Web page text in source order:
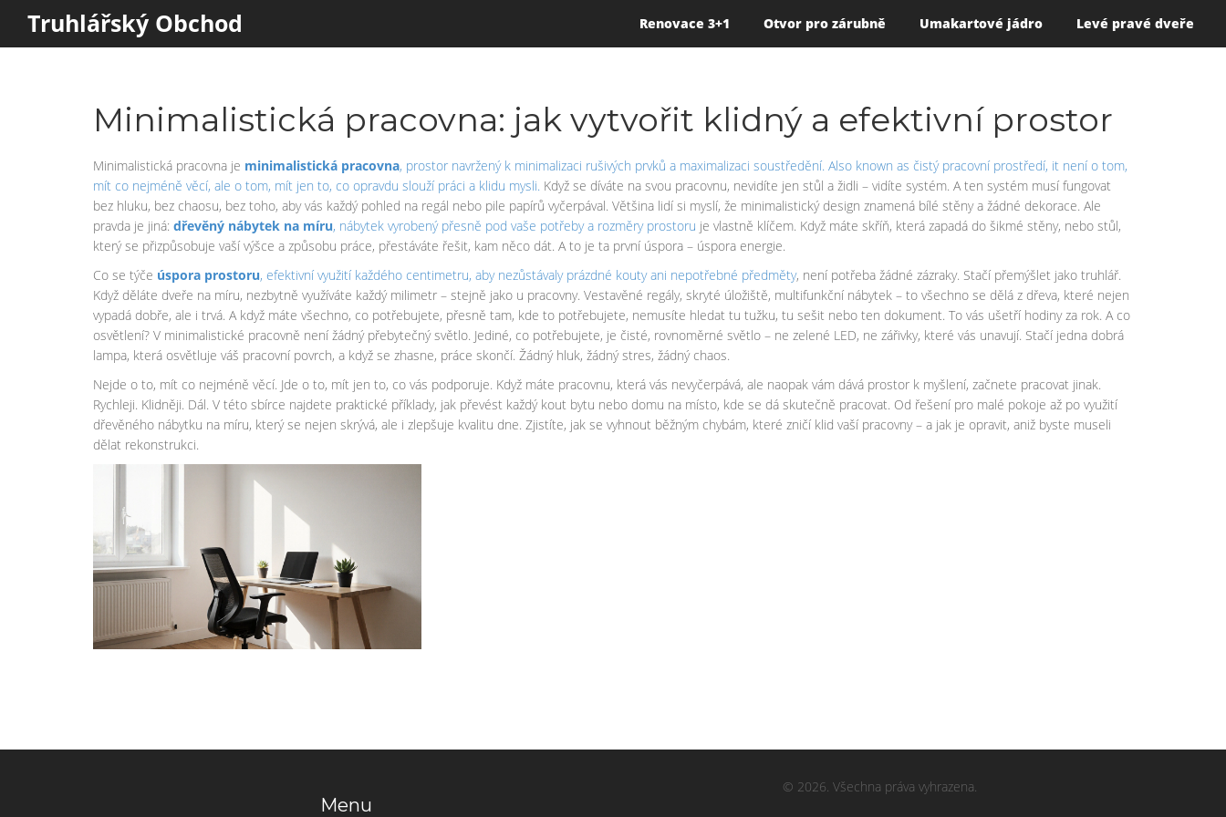
Truhlářský Obchod Renovace 3+1 Otvor pro zárubně Umakartové jádro Levé pravé dveře
Minimalistická pracovna: jak vytvořit klidný a efektivní prostor
Minimalistická pracovna je minimalistická pracovna, prostor navržený k minimalizaci rušivých prvků a maximalizaci soustředění. Also known as čistý pracovní prostředí, it není o tom,
mít co nejméně věcí, ale o tom, mít jen to, co opravdu slouží práci a klidu mysli. Když se díváte na svou pracovnu, nevidíte jen stůl a židli – vidíte systém. A ten systém musí fungovat
bez hluku, bez chaosu, bez toho, aby vás každý pohled na regál nebo pile papírů vyčerpával. Většina lidí si myslí, že minimalistický design znamená bílé stěny a žádné dekorace. Ale
pravda je jiná: dřevěný nábytek na míru, nábytek vyrobený přesně pod vaše potřeby a rozměry prostoru je vlastně klíčem. Když máte skříň, která zapadá do šikmé stěny, nebo stůl,
který se přizpůsobuje vaší výšce a způsobu práce, přestáváte řešit, kam něco dát. A to je ta první úspora – úspora energie.
Co se týče úspora prostoru, efektivní využití každého centimetru, aby nezůstávaly prázdné kouty ani nepotřebné předměty, není potřeba žádné zázraky. Stačí přemýšlet jako truhlář.
Když děláte dveře na míru, nezbytně využíváte každý milimetr – stejně jako u pracovny. Vestavěné regály, skryté úložiště, multifunkční nábytek – to všechno se dělá z dřeva, které nejen
vypadá dobře, ale i trvá. A když máte všechno, co potřebujete, přesně tam, kde to potřebujete, nemusíte hledat tu tužku, tu sešit nebo ten dokument. To vás ušetří hodiny za rok. A co
osvětlení? V minimalistické pracovně není žádný přebytečný světlo. Jediné, co potřebujete, je čisté, rovnoměrné světlo – ne zelené LED, ne zářivky, které vás unavují. Stačí jedna dobrá
lampa, která osvětluje váš pracovní povrch, a když se zhasne, práce skončí. Žádný hluk, žádný stres, žádný chaos.
Nejde o to, mít co nejméně věcí. Jde o to, mít jen to, co vás podporuje. Když máte pracovnu, která vás nevyčerpává, ale naopak vám dává prostor k myšlení, začnete pracovat jinak.
Rychleji. Klidněji. Dál. V této sbírce najdete praktické příklady, jak převést každý kout bytu nebo domu na místo, kde se dá skutečně pracovat. Od řešení pro malé pokoje až po využití
dřevěného nábytku na míru, který se nejen skrývá, ale i zlepšuje kvalitu dne. Zjistíte, jak se vyhnout běžným chybám, které zničí klid vaší pracovny – a jak je opravit, aniž byste museli
dělat rekonstrukci.
Menu
© 2026. Všechna práva vyhrazena.